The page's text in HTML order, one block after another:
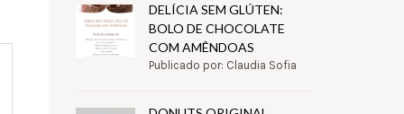
DELÍCIA SEM GLÚTEN:
BOLO DE CHOCOLATE
COM AMÊNDOAS
Publicado por: Claudia Sofia